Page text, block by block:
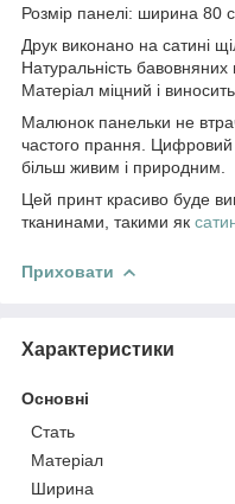
Розмір панелі: ширина 80
Друк виконано на сатині
Натуральність бавовняних
Матеріал міцний і
Малюнок панельки не
частого прання.
більш живим і природним.
Цей принт красиво буде
тканинами, такими як
Приховати
Характеристики
Основні
Стать
Матеріал
Ширина